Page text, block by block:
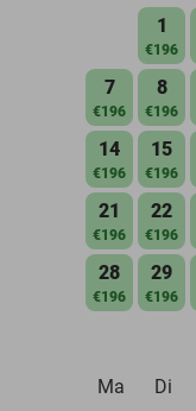
1
€196
7
€196
8
€196
14
€196
15
€196
21
€196
22
€196
28
€196
29
€196
Ma
Di